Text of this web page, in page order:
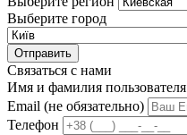
Выберите город
Отправить
Связаться с нами
Имя и фамилия пользователя
Email (не обязательно)
Телефон